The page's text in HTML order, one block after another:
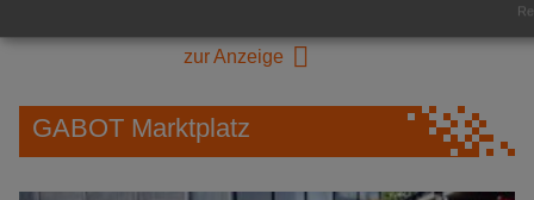
zur Anzeige
GABOT Marktplatz